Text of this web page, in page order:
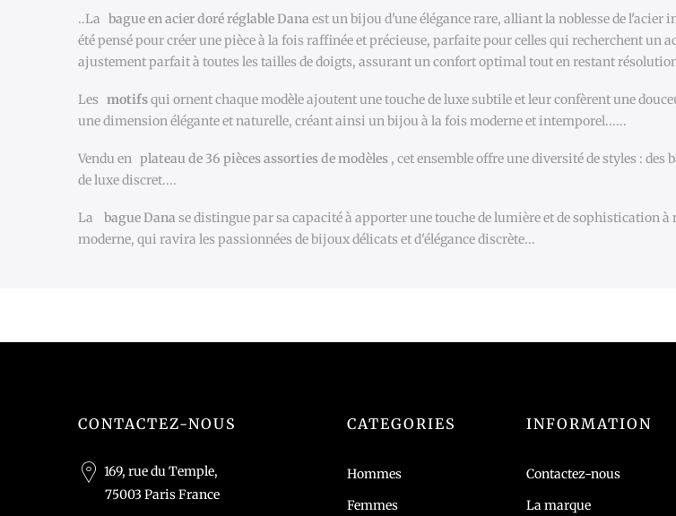
..La bague en acier doré réglable Dana est un bijou d'une élégance rare, alliant la noblesse de l'acier
été pensé pour créer une pièce à la fois raffinée et précieuse, parfaite pour celles qui recherchent un
ajustement parfait à toutes les tailles de doigts, assurant un confort optimal tout en restant
Les motifsqui ornent chaque modèle ajoutent une touche de luxe subtile et leur confèrent une
une dimension élégante et naturelle, créant ainsi un bijou à la fois moderne et intemporel......
Vendu en plateau de 36 pièces assorties de modèles , cet ensemble offre une diversité de styles :
de luxe discret....
La bague Dana se distingue par sa capacité à apporter une touche de lumière et de sophistication
moderne, qui ravira les passionnées de bijoux délicats et d'élégance discrète...
CONTACTEZ-NOUS
169, rue du Temple,
75003 Paris France
CATEGORIES
Hommes
Femmes
INFORMATION
Contactez-nous
La marque